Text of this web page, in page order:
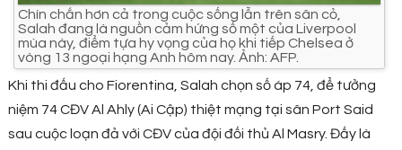
Chín chắn hơn cả trong cuộc sống lẫn trên sân cỏ,
Salah đang là nguồn cảm hứng số một của Liverpool
mùa này, điểm tựa hy vọng của họ khi tiếp Chelsea ở
vòng 13 ngoại hạng Anh hôm nay. Ảnh: AFP.
Khi thi đấu cho Fiorentina, Salah chọn số áp 74, để tưởng
niệm 74 CĐV Al Ahly (Ai Cập) thiệt mạng tại sân Port Said
sau cuộc loạn đả với CĐV của đội đối thủ Al Masry. Đấy là